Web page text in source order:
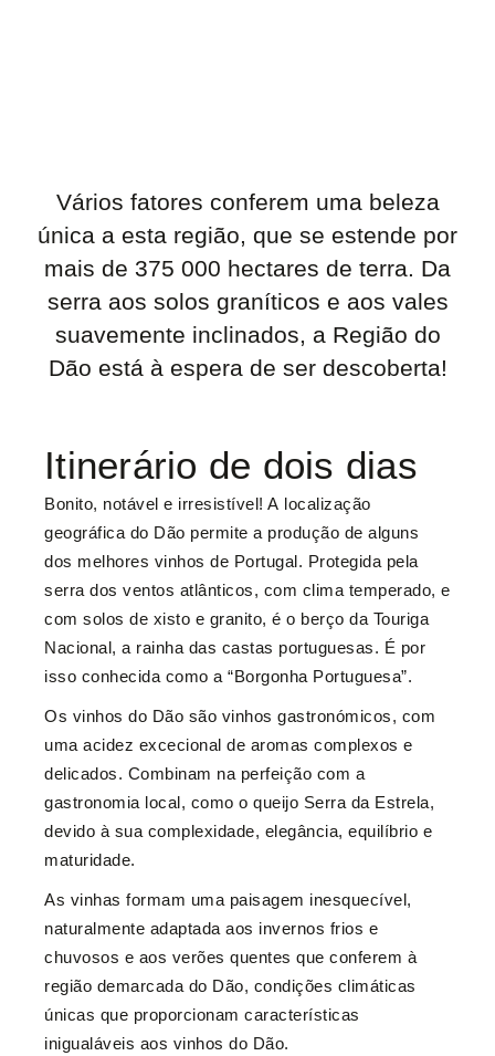
Vários fatores conferem uma beleza
única a esta região, que se estende por
mais de 375 000 hectares de terra. Da
serra aos solos graníticos e aos vales
suavemente inclinados, a Região do
Dão está à espera de ser descoberta!
Itinerário de dois dias
Bonito, notável e irresistível! A localização
geográfica do Dão permite a produção de alguns
dos melhores vinhos de Portugal. Protegida pela
serra dos ventos atlânticos, com clima temperado, e
com solos de xisto e granito, é o berço da Touriga
Nacional, a rainha das castas portuguesas. É por
isso conhecida como a “Borgonha Portuguesa”.
Os vinhos do Dão são vinhos gastronómicos, com
uma acidez excecional de aromas complexos e
delicados. Combinam na perfeição com a
gastronomia local, como o queijo Serra da Estrela,
devido à sua complexidade, elegância, equilíbrio e
maturidade.
As vinhas formam uma paisagem inesquecível,
naturalmente adaptada aos invernos frios e
chuvosos e aos verões quentes que conferem à
região demarcada do Dão, condições climáticas
únicas que proporcionam características
inigualáveis aos vinhos do Dão.